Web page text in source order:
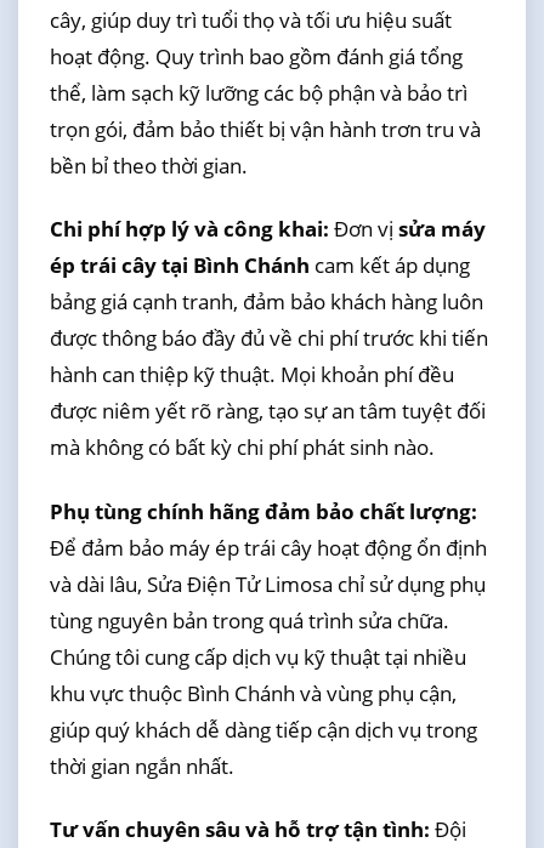
cây, giúp duy trì tuổi thọ và tối ưu hiệu suất
hoạt động. Quy trình bao gồm đánh giá tổng
thể, làm sạch kỹ lưỡng các bộ phận và bảo trì
trọn gói, đảm bảo thiết bị vận hành trơn tru và
bền bỉ theo thời gian.
Chi phí hợp lý và công khai: Đơn vị sửa máy
ép trái cây tại Bình Chánh cam kết áp dụng
bảng giá cạnh tranh, đảm bảo khách hàng luôn
được thông báo đầy đủ về chi phí trước khi tiến
hành can thiệp kỹ thuật. Mọi khoản phí đều
được niêm yết rõ ràng, tạo sự an tâm tuyệt đối
mà không có bất kỳ chi phí phát sinh nào.
Phụ tùng chính hãng đảm bảo chất lượng:
Để đảm bảo máy ép trái cây hoạt động ổn định
và dài lâu, Sửa Điện Tử Limosa chỉ sử dụng phụ
tùng nguyên bản trong quá trình sửa chữa.
Chúng tôi cung cấp dịch vụ kỹ thuật tại nhiều
khu vực thuộc Bình Chánh và vùng phụ cận,
giúp quý khách dễ dàng tiếp cận dịch vụ trong
thời gian ngắn nhất.
Tư vấn chuyên sâu và hỗ trợ tận tình: Đội